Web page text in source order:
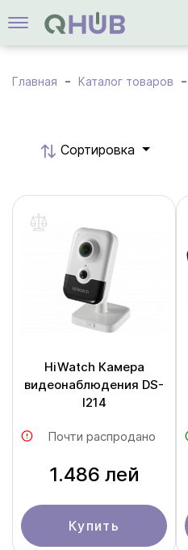
Главная Каталог товаров
Cортировка
HiWatch Камера
видеонаблюдения DS-
I214
Почти распродано
1.486 лей
Купить